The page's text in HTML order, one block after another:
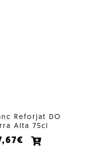
Reforjat DO
Alta 75cl